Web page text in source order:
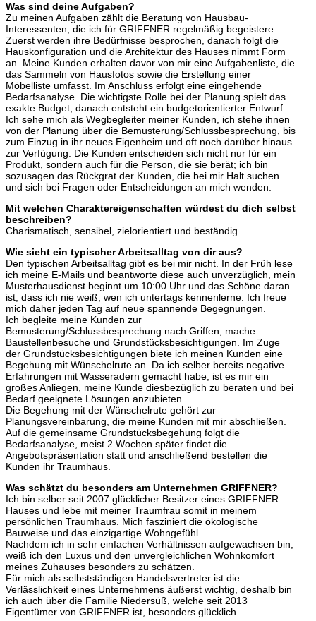
Was sind deine Aufgaben?
Zu meinen Aufgaben zählt die Beratung von Hausbau-
Interessenten, die ich für GRIFFNER regelmäßig begeistere.
Zuerst werden ihre Bedürfnisse besprochen, danach folgt die
Hauskonfiguration und die Architektur des Hauses nimmt Form
an. Meine Kunden erhalten davor von mir eine Aufgabenliste, die
das Sammeln von Hausfotos sowie die Erstellung einer
Möbelliste umfasst. Im Anschluss erfolgt eine eingehende
Bedarfsanalyse. Die wichtigste Rolle bei der Planung spielt das
exakte Budget, danach entsteht ein budgetorientierter Entwurf.
Ich sehe mich als Wegbegleiter meiner Kunden, ich stehe ihnen
von der Planung über die Bemusterung/Schlussbesprechung, bis
zum Einzug in ihr neues Eigenheim und oft noch darüber hinaus
zur Verfügung. Die Kunden entscheiden sich nicht nur für ein
Produkt, sondern auch für die Person, die sie berät; ich bin
sozusagen das Rückgrat der Kunden, die bei mir Halt suchen
und sich bei Fragen oder Entscheidungen an mich wenden.
Mit welchen Charaktereigenschaften würdest du dich selbst
beschreiben?
Charismatisch, sensibel, zielorientiert und beständig.
Wie sieht ein typischer Arbeitsalltag von dir aus?
Den typischen Arbeitsalltag gibt es bei mir nicht. In der Früh lese
ich meine E-Mails und beantworte diese auch unverzüglich, mein
Musterhausdienst beginnt um 10:00 Uhr und das Schöne daran
ist, dass ich nie weiß, wen ich untertags kennenlerne: Ich freue
mich daher jeden Tag auf neue spannende Begegnungen.
Ich begleite meine Kunden zur
Bemusterung/Schlussbesprechung nach Griffen, mache
Baustellenbesuche und Grundstücksbesichtigungen. Im Zuge
der Grundstücksbesichtigungen biete ich meinen Kunden eine
Begehung mit Wünschelrute an. Da ich selber bereits negative
Erfahrungen mit Wasseradern gemacht habe, ist es mir ein
großes Anliegen, meine Kunde diesbezüglich zu beraten und bei
Bedarf geeignete Lösungen anzubieten.
Die Begehung mit der Wünschelrute gehört zur
Planungsvereinbarung, die meine Kunden mit mir abschließen.
Auf die gemeinsame Grundstücksbegehung folgt die
Bedarfsanalyse, meist 2 Wochen später findet die
Angebotspräsentation statt und anschließend bestellen die
Kunden ihr Traumhaus.
Was schätzt du besonders am Unternehmen GRIFFNER?
Ich bin selber seit 2007 glücklicher Besitzer eines GRIFFNER
Hauses und lebe mit meiner Traumfrau somit in meinem
persönlichen Traumhaus. Mich fasziniert die ökologische
Bauweise und das einzigartige Wohngefühl.
Nachdem ich in sehr einfachen Verhältnissen aufgewachsen bin,
weiß ich den Luxus und den unvergleichlichen Wohnkomfort
meines Zuhauses besonders zu schätzen.
Für mich als selbstständigen Handelsvertreter ist die
Verlässlichkeit eines Unternehmens äußerst wichtig, deshalb bin
ich auch über die Familie Niedersüß, welche seit 2013
Eigentümer von GRIFFNER ist, besonders glücklich.